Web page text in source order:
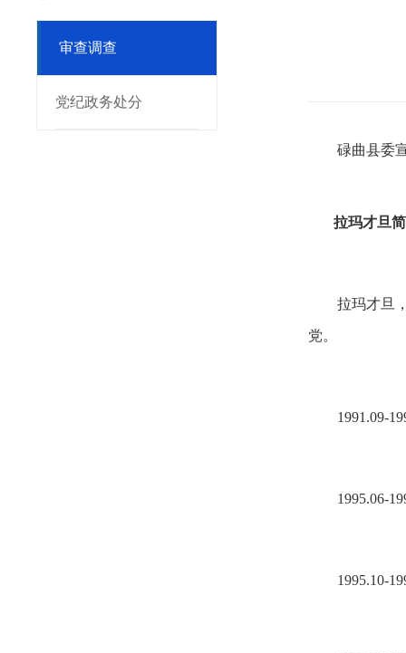
审查调查
党纪政务处分
碌曲县委
拉玛才旦
拉玛才旦
党。
1991.09-
1995.06-
1995.10-